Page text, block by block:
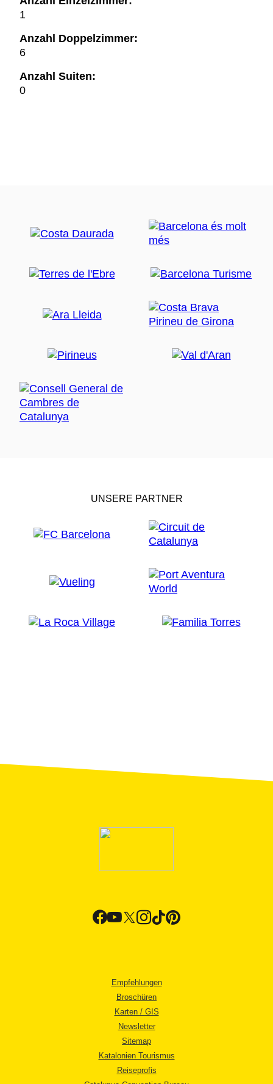
1
Anzahl Doppelzimmer:
6
Anzahl Suiten:
0
UNSERE PARTNER
Empfehlungen
Broschüren
Karten / GIS
Newsletter
Sitemap
Katalonien Tourismus
Reiseprofis